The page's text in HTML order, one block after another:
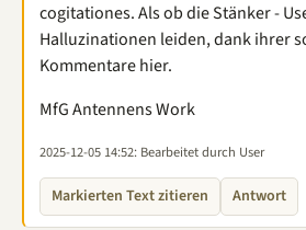
cogitationes. Als ob die Stänker -
Halluzinationen leiden, dank ihrer
Kommentare hier.
MfG Antennens Work
2025-12-05 14:52: Bearbeitet durch User
Markierten Text zitieren Antwort